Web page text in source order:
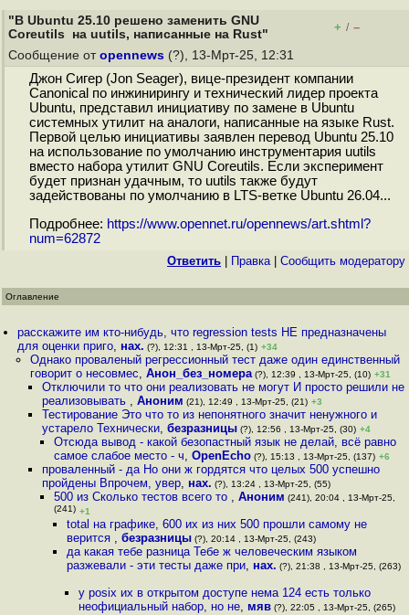
"В Ubuntu 25.10 решено заменить GNU
Coreutils на uutils, написанные на Rust"
+ / –
Сообщение от opennews (?), 13-Мрт-25, 12:31
Джон Сигер (Jon Seager), вице-президент компании
Canonical по инжинирингу и технический лидер проекта
Ubuntu, представил инициативу по замене в Ubuntu
системных утилит на аналоги, написанные на языке Rust.
Первой целью инициативы заявлен перевод Ubuntu 25.10
на использование по умолчанию инструментария uutils
вместо набора утилит GNU Coreutils. Если эксперимент
будет признан удачным, то uutils также будут
задействованы по умолчанию в LTS-ветке Ubuntu 26.04...
Подробнее: https://www.opennet.ru/opennews/art.shtml?
num=62872
Ответить Правка| Cообщить модератору
Оглавление
расскажите им кто-нибудь, что regression tests НЕ предназначены
для оценки приго, нах. (?), 12:31 , 13-Мрт-25, (1) +34
Однако проваленый регрессионный тест даже один единственный
говорит о несовмес, Анон_без_номера(?), 12:39 , 13-Мрт-25, (10) +31
Отключили то что они реализовать не могут И просто решили не
реализовывать , Аноним (21), 12:49 , 13-Мрт-25, (21) +3
Тестирование Это что то из непонятного значит ненужного и
устарело Технически, безразницы(?), 12:56 , 13-Мрт-25, (30) +4
Отсюда вывод - какой безопастный язык не делай, всё равно
самое слабое место - ч,OpenEcho (?), 15:13 , 13-Мрт-25, (137) +6
проваленный - да Но они ж гордятся что целых 500 успешно
пройдены Впрочем, увер, нах. (?), 13:24 , 13-Мрт-25, (55)
500 из Сколько тестов всего то ,Аноним (241), 20:04 , 13-Мрт-25,
(241) +1
total на графике, 600 их из них 500 прошли самому не
верится , безразницы(?), 20:14 , 13-Мрт-25, (243)
да какая тебе разница Тебе ж человеческим языком
разжевали - эти тесты даже при, нах. (?), 21:38 , 13-Мрт-25, (263)
у posix их в открытом доступе нема 124 есть только
неофициальный набор, но не, мяв(?), 22:05 , 13-Мрт-25, (265)